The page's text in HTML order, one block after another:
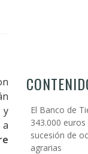
y
a
El Banco de
343.000
sucesión de
agrarias